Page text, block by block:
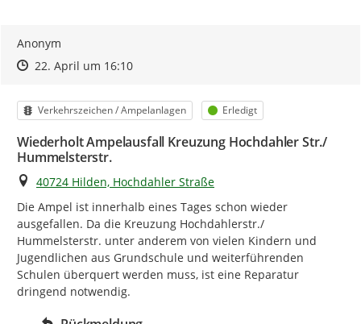
Anonym
Zeitpunkt des Erstellens
Zeitpunkt des Erstellens
22. April um 16:10Zur Äußerung
Kategorie
Verkehrszeichen / Ampelanlagen Status
Erledigt
Wiederholt Ampelausfall Kreuzung Hochdahler Str./
Hummelsterstr.
Ort
40724 Hilden, Hochdahler Straße
Die Ampel ist innerhalb eines Tages schon wieder
ausgefallen. Da die Kreuzung Hochdahlerstr./
Hummelsterstr. unter anderem von vielen Kindern und
Jugendlichen aus Grundschule und weiterführenden
Schulen überquert werden muss, ist eine Reparatur
dringend notwendig.